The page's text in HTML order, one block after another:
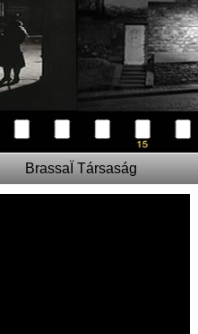
BrassaÏ Társaság